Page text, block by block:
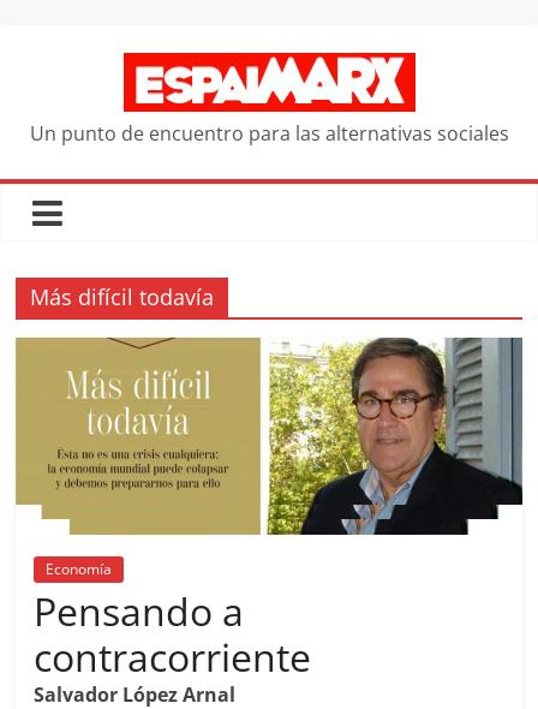
Un punto de encuentro para las alternativas sociales
Más difícil todavía
Economía
Pensando a
contracorriente
Salvador López Arnal